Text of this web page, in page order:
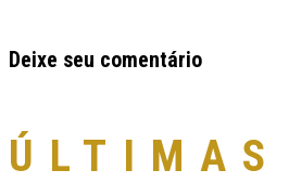
Deixe seu comentário
ÚLTIMAS